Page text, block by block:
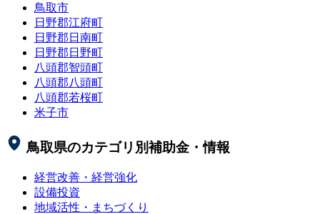
鳥取市
日野郡江府町
日野郡日南町
日野郡日野町
八頭郡智頭町
八頭郡八頭町
八頭郡若桜町
米子市
鳥取県のカテゴリ別補助金・情報
経営改善・経営強化
設備投資
地域活性・まちづくり